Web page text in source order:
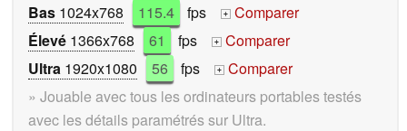
Bas 1024x768 115.4 fps +
Comparer
Élevé 1366x768 61 fps +
Comparer
Ultra 1920x1080 56 fps +
Comparer
» Jouable avec tous les ordinateurs portables testés
avec les détails paramétrés sur Ultra.